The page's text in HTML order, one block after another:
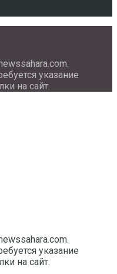
указание
на сайт.
указание
на сайт.